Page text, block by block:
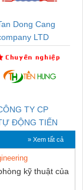
Dong Cang
LTD
TY CP
ĐỘNG TIẾN
» Xem tất cả
kỹ thuật của